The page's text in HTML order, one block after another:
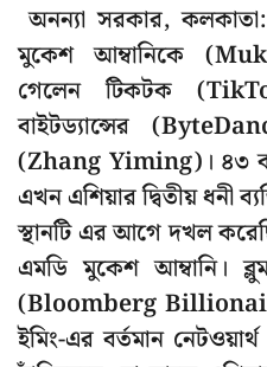
অনন্যা সরকার, কলকাতা:
মুকেশ আম্বানিকে
গেলেন টিকটক
বাইটড্যান্সের
(Zhang Yiming)। ৪৩
এখন এশিয়ার দ্বিতীয় ধনী
স্থানটি এর আগে দখল
এমডি মুকেশ আম্বানি।
(Bloomberg
ইমিং-এর বর্তমান